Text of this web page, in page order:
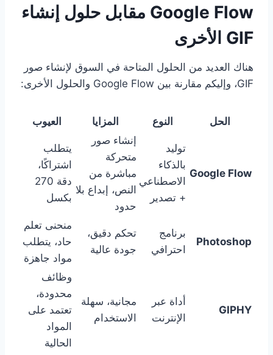
Google Flow مقابل حلول إنشاء
GIF الأخرى
هناك العديد من الحلول المتاحة في السوق لإنشاء صور
GIF، وإليكم مقارنة بين Google Flow والحلول الأخرى:
الحل النوع المزايا العيوب
Google Flow
توليد
بالذكاء
الاصطناعي
+ تصدير
إنشاء صور
متحركة
مباشرة من
النص، إبداع بلا
حدود
يتطلب
اشتراكًا،
دقة 270
بكسل
Photoshop
برنامج
احترافي
تحكم دقيق،
جودة عالية
منحنى تعلم
حاد، يتطلب
مواد جاهزة
GIPHY
أداة عبر
الإنترنت
مجانية، سهلة
الاستخدام
وظائف
محدودة،
تعتمد على
المواد
الحالية